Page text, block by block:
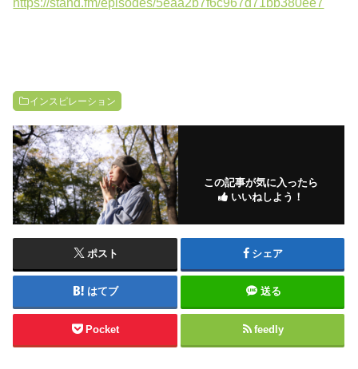
インスピレーション
この記事が気に入ったら
いいねしよう！
ポスト シェア
はてブ 送る
Pocket feedly